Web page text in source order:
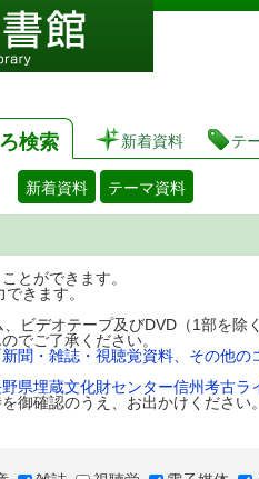
図書
検索 新着資料 テ
新着資料 テーマ資料
とができます。
きます。
ビデオテープ及びDVD（1部を除
でご了承ください。
新聞・雑誌・視聴覚資料、その他の
県埋蔵文化財センター信州考古ラ
御確認のうえ、お出かけください。